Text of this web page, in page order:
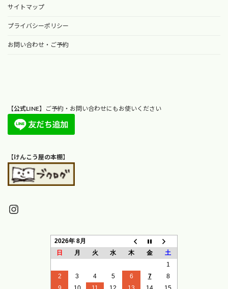
サイトマップ
プライバシーポリシー
お問い合わせ・ご予約
【公式LINE】ご予約・お問い合わせにもお使いください
【けんこう屋の本棚】
Instagram
2026年 8月
日
月 火 水 木 金
土
1
2
3 4 5 6 7
8